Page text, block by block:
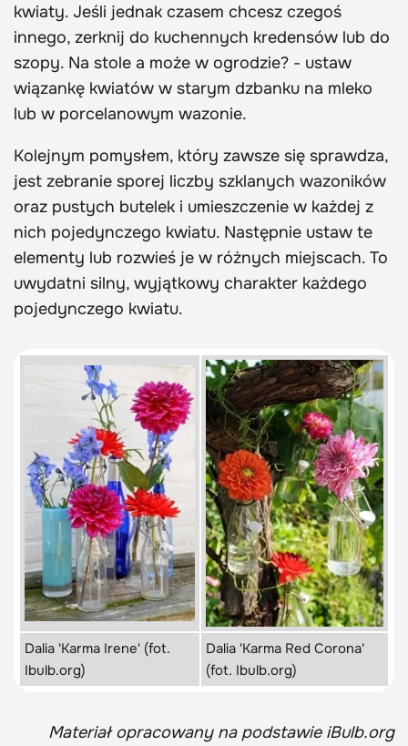
kwiaty. Jeśli jednak czasem chcesz czegoś
innego, zerknij do kuchennych kredensów lub do
szopy. Na stole a może w ogrodzie? - ustaw
wiązankę kwiatów w starym dzbanku na mleko
lub w porcelanowym wazonie.
Kolejnym pomysłem, który zawsze się sprawdza,
jest zebranie sporej liczby szklanych wazoników
oraz pustych butelek i umieszczenie w każdej z
nich pojedynczego kwiatu. Następnie ustaw te
elementy lub rozwieś je w różnych miejscach. To
uwydatni silny, wyjątkowy charakter każdego
pojedynczego kwiatu.
Dalia 'Karma Irene' (fot.
Ibulb.org)
Dalia 'Karma Red Corona'
(fot. Ibulb.org)
Materiał opracowany na podstawie iBulb.org